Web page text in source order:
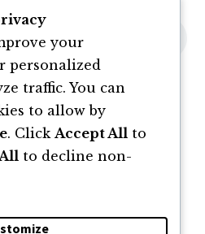
your
personalized
traffic. You can
to allow by
. Click Accept All to
to decline non-